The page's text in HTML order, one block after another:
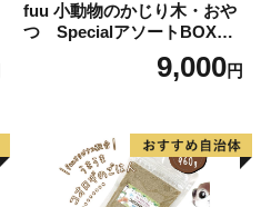
fuu 小動物のかじり木・おや
つ SpecialアソートBOX（2
9,000円